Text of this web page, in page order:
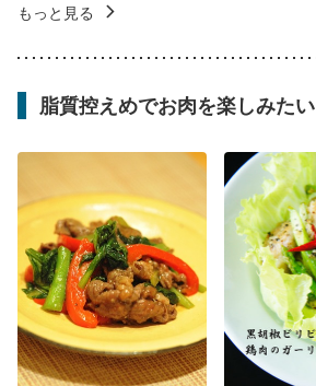
もっと見る
脂質控えめでお肉を楽しみたい